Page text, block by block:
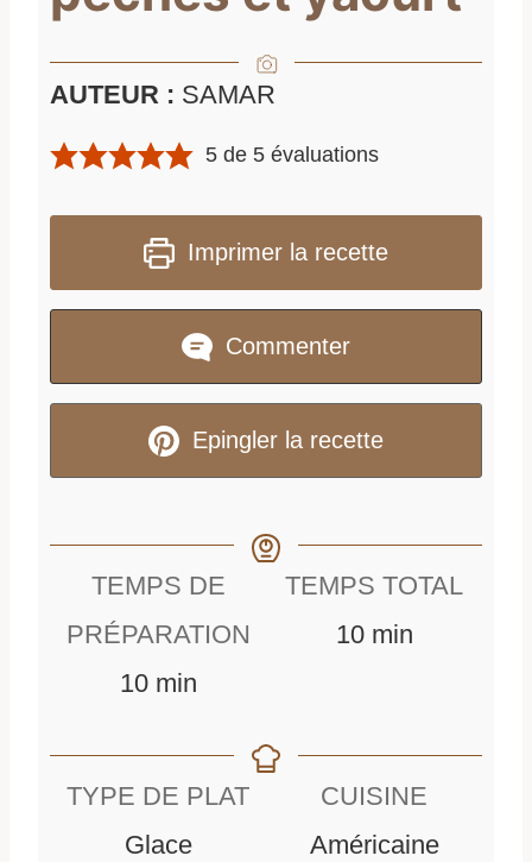
AUTEUR : SAMAR
5 de 5 évaluations
Imprimer la recette
Commenter
Epingler la recette
TEMPS DE
PRÉPARATION
10m
n
u
min
TEMPS TOTAL
10m
u
min
TYPE DE PLAT
Glace
CUISINE
Américaine